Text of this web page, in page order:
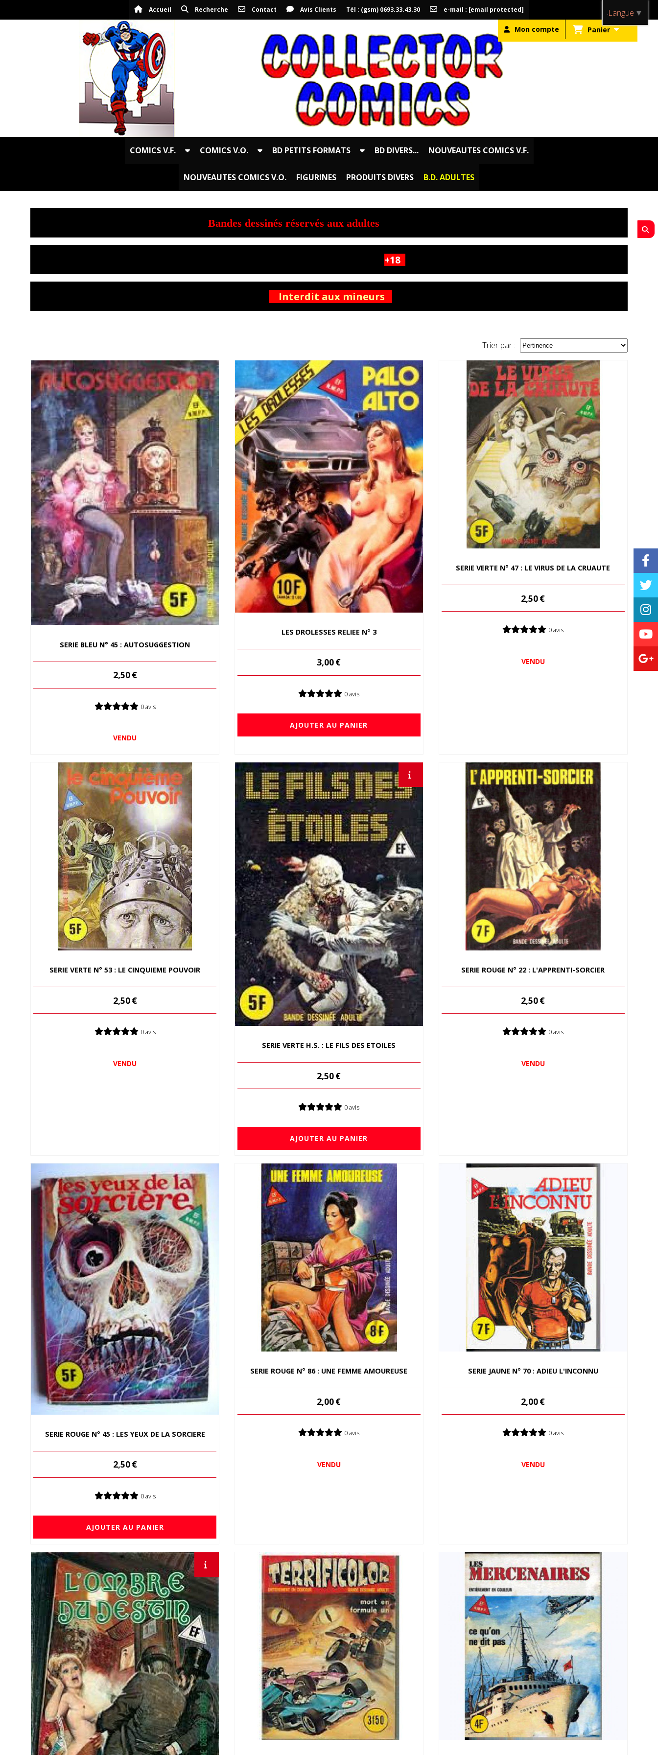
Accueil Recherche Contact Avis Clients Tél : (gsm) 0693.33.43.30 e-mail : [email protected]
Mon compte Panier
COMICS V.F. COMICS V.O. BD PETITS FORMATS BD DIVERS... NOUVEAUTES COMICS V.F.
NOUVEAUTES COMICS V.O. FIGURINES PRODUITS DIVERS B.D. ADULTES
Bandes dessinés réservés aux adultes
+18
Interdit aux mineurs
Trier par :
SERIE BLEU N° 45 : AUTOSUGGESTION
2,50€
0 avis
VENDU
LES DROLESSES RELIEE N° 3
3,00€
0 avis
AJOUTER AU PANIER
SERIE VERTE N° 47 : LE VIRUS DE LA CRUAUTE
2,50€
0 avis
VENDU
SERIE VERTE N° 53 : LE CINQUIEME POUVOIR
2,50€
0 avis
VENDU
SERIE VERTE H.S. : LE FILS DES ETOILES
2,50€
0 avis
AJOUTER AU PANIER
SERIE ROUGE N° 22 : L'APPRENTI-SORCIER
2,50€
0 avis
VENDU
SERIE ROUGE N° 45 : LES YEUX DE LA SORCIERE
2,50€
0 avis
AJOUTER AU PANIER
SERIE ROUGE N° 86 : UNE FEMME AMOUREUSE
2,00€
0 avis
VENDU
SERIE JAUNE N° 70 : ADIEU L'INCONNU
2,00€
0 avis
VENDU
Langue ▼